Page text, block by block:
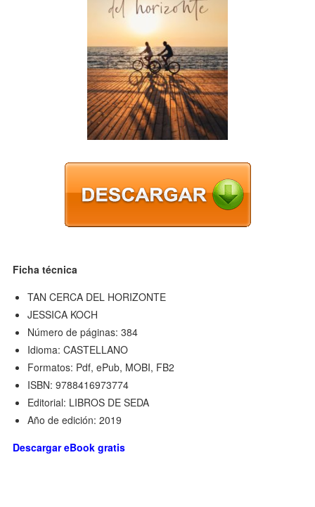
Ficha técnica
TAN CERCA DEL HORIZONTE
JESSICA KOCH
Número de páginas: 384
Idioma: CASTELLANO
Formatos: Pdf, ePub, MOBI, FB2
ISBN: 9788416973774
Editorial: LIBROS DE SEDA
Año de edición: 2019
Descargar eBook gratis